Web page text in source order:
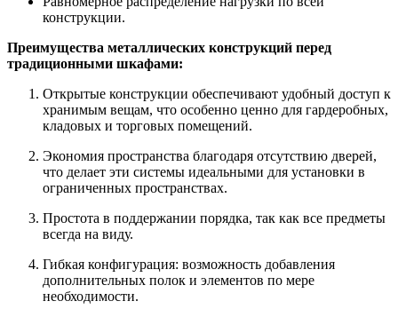
конструкции.
Преимущества металлических конструкций перед
традиционными шкафами:
Открытые конструкции обеспечивают удобный доступ к
хранимым вещам, что особенно ценно для гардеробных,
кладовых и торговых помещений.
Экономия пространства благодаря отсутствию дверей,
что делает эти системы идеальными для установки в
ограниченных пространствах.
Простота в поддержании порядка, так как все предметы
всегда на виду.
Гибкая конфигурация: возможность добавления
дополнительных полок и элементов по мере
необходимости.